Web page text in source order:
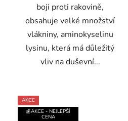
boji proti rakovině,
obsahuje velké množství
vlákniny, aminokyselinu
lysinu, která má důležitý
vliv na duševní...
AKCE
💰AKCE - NEJLEPŠÍ
CENA